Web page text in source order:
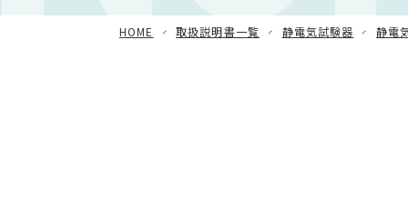
HOME 取扱説明書一覧 静電気試験器 静電
方形波インパルスノイズ試験器